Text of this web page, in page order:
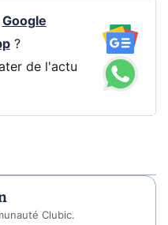
Google
?
de l'actu
Clubic.